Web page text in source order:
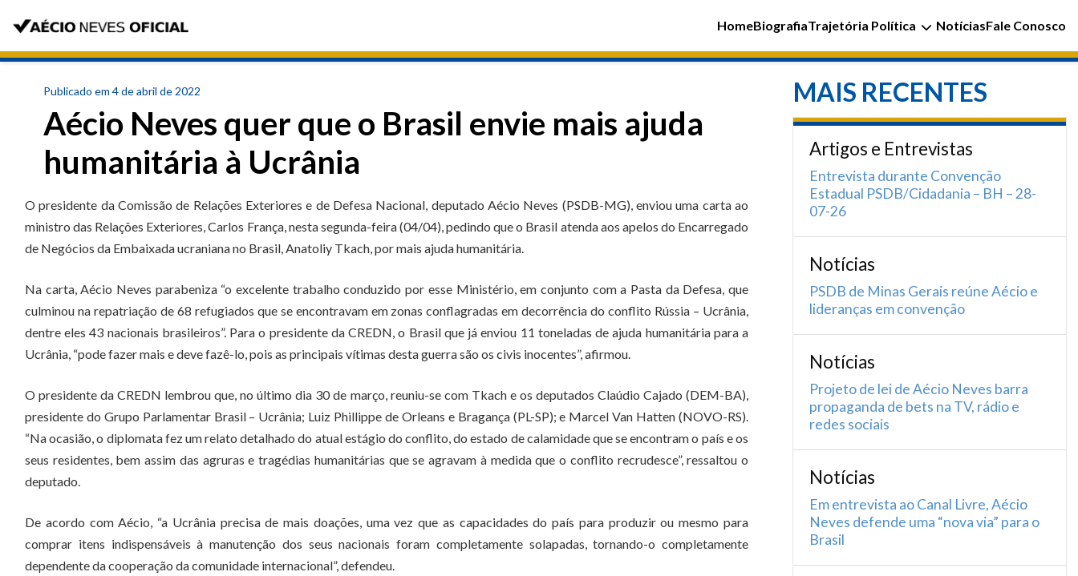
HomeBiografiaTrajetória Política NotíciasFale Conosco
Publicado em 4 de abril de 2022
Aécio Neves quer que o Brasil envie mais ajuda
humanitária à Ucrânia
O presidente da Comissão de Relações Exteriores e de Defesa Nacional, deputado Aécio Neves (PSDB-MG), enviou uma carta ao
ministro das Relações Exteriores, Carlos França, nesta segunda-feira (04/04), pedindo que o Brasil atenda aos apelos do Encarregado
de Negócios da Embaixada ucraniana no Brasil, Anatoliy Tkach, por mais ajuda humanitária.
Na carta, Aécio Neves parabeniza “o excelente trabalho conduzido por esse Ministério, em conjunto com a Pasta da Defesa, que
culminou na repatriação de 68 refugiados que se encontravam em zonas conflagradas em decorrência do conflito Rússia – Ucrânia,
dentre eles 43 nacionais brasileiros”. Para o presidente da CREDN, o Brasil que já enviou 11 toneladas de ajuda humanitária para a
Ucrânia, “pode fazer mais e deve fazê-lo, pois as principais vítimas desta guerra são os civis inocentes”, afirmou.
O presidente da CREDN lembrou que, no último dia 30 de março, reuniu-se com Tkach e os deputados Claúdio Cajado (DEM-BA),
presidente do Grupo Parlamentar Brasil – Ucrânia; Luiz Phillippe de Orleans e Bragança (PL-SP); e Marcel Van Hatten (NOVO-RS).
“Na ocasião, o diplomata fez um relato detalhado do atual estágio do conflito, do estado de calamidade que se encontram o país e os
seus residentes, bem assim das agruras e tragédias humanitárias que se agravam à medida que o conflito recrudesce”, ressaltou o
deputado.
De acordo com Aécio, “a Ucrânia precisa de mais doações, uma vez que as capacidades do país para produzir ou mesmo para
comprar itens indispensáveis à manutenção dos seus nacionais foram completamente solapadas, tornando-o completamente
dependente da cooperação da comunidade internacional”, defendeu.
MAIS RECENTES
Artigos e Entrevistas
Entrevista durante Convenção
Estadual PSDB/Cidadania – BH – 28-
07-26
Notícias
PSDB de Minas Gerais reúne Aécio e
lideranças em convenção
Notícias
Projeto de lei de Aécio Neves barra
propaganda de bets na TV, rádio e
redes sociais
Notícias
Em entrevista ao Canal Livre, Aécio
Neves defende uma “nova via” para o
Brasil